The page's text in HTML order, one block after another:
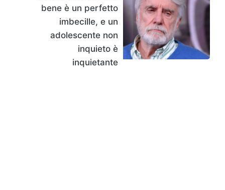
bene è un perfetto
imbecille, e un
adolescente non
inquieto è
inquietante